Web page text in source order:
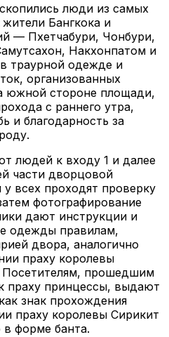
люди из самых
Бангкока и
— Пхетчабури, Чонбури,
Накхонпатом и
траурной одежде и
организованных
южной стороне площади,
с раннего утра,
и благодарность за
людей к входу 1 и далее
части дворцовой
всех проходят проверку
фотографирование
дают инструкции и
одежды правилам,
двора, аналогично
праху королевы
прошедшим
праху принцессы, выдают
знак прохождения
праху королевы Сирикит
в форме банта.